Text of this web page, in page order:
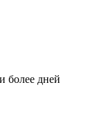
более дней